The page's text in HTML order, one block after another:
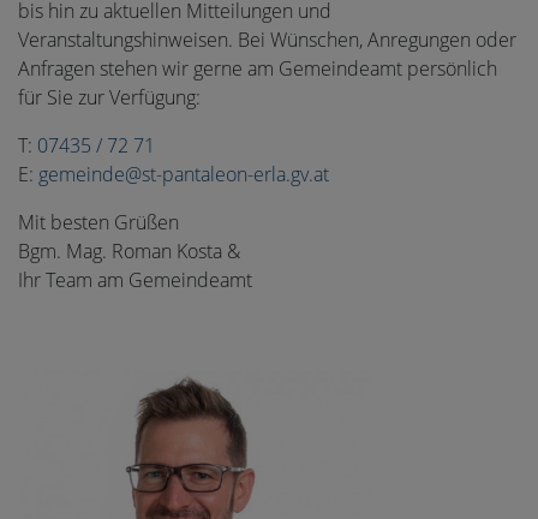
bis hin zu aktuellen Mitteilungen und
Veranstaltungshinweisen. Bei Wünschen, Anregungen oder
Anfragen stehen wir gerne am Gemeindeamt persönlich
für Sie zur Verfügung:
T: 07435 / 72 71
E: gemeinde@st-pantaleon-erla.gv.at
Mit besten Grüßen
Bgm. Mag. Roman Kosta &
Ihr Team am Gemeindeamt